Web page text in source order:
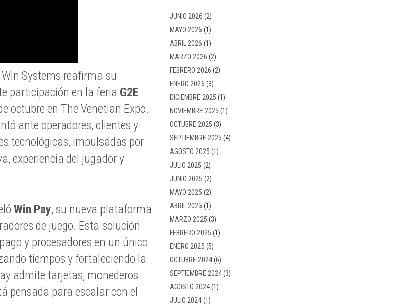
Systems reafirma su
participación en la feria G2E
octubre en The Venetian Expo.
ante operadores, clientes y
tecnológicas, impulsadas por
experiencia del jugador y
Win Pay, su nueva plataforma
de juego. Esta solución
y procesadores en un único
tiempos y fortaleciendo la
admite tarjetas, monederos
pensada para escalar con el
JUNIO 2026 (2)
MAYO 2026 (1)
ABRIL 2026 (1)
MARZO 2026 (2)
FEBRERO 2026 (2)
ENERO 2026 (3)
DICIEMBRE 2025 (1)
NOVIEMBRE 2025 (1)
OCTUBRE 2025 (3)
SEPTIEMBRE 2025 (4)
AGOSTO 2025 (1)
JULIO 2025 (2)
JUNIO 2025 (2)
MAYO 2025 (2)
ABRIL 2025 (1)
MARZO 2025 (3)
FEBRERO 2025 (1)
ENERO 2025 (5)
OCTUBRE 2024(6)
SEPTIEMBRE 2024(3)
AGOSTO 2024(1)
JULIO 2024(1)